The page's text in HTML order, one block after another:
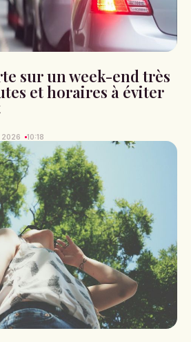
sur un week-end très
et horaires à éviter
2026 10:18